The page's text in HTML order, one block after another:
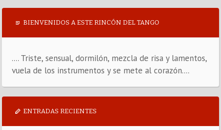
BIENVENIDOS A ESTE RINCÓN DEL TANGO
.... Triste, sensual, dormilón, mezcla de risa y lamentos,
vuela de los instrumentos y se mete al corazón....
ENTRADAS RECIENTES